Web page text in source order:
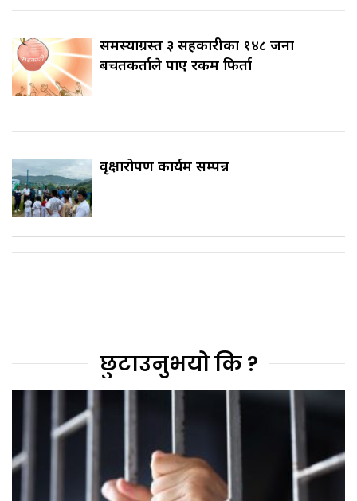
समस्याग्रस्त ३ सहकारीका १४८ जना
बचतकर्ताले पाए रकम फिर्ता
वृक्षारोपण कार्यक्रम सम्पन्न
छुटाउनुभयो कि ?